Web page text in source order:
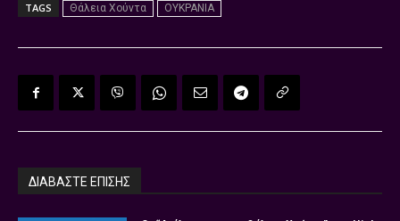
TAGS Θάλεια Χούντα ΟΥΚΡΑΝΙΑ
ΔΙΑΒΑΣΤΕ ΕΠΙΣΗΣ